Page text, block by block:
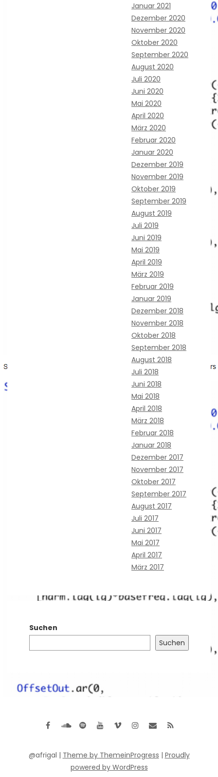
Januar 2021
Dezember 2020
November 2020
Oktober 2020
September 2020
August 2020
Juli 2020
Juni 2020
Mai 2020
April 2020
März 2020
Februar 2020
Januar 2020
Dezember 2019
November 2019
Oktober 2019
September 2019
August 2019
Juli 2019
Juni 2019
Mai 2019
April 2019
März 2019
Februar 2019
Januar 2019
Dezember 2018
November 2018
Oktober 2018
September 2018
August 2018
Juli 2018
Juni 2018
Mai 2018
April 2018
März 2018
Februar 2018
Januar 2018
Dezember 2017
November 2017
Oktober 2017
September 2017
August 2017
Juli 2017
Juni 2017
Mai 2017
April 2017
März 2017
Suchen
Suchen
@afrigal | Theme by ThemeinProgress | Proudly
powered by WordPress